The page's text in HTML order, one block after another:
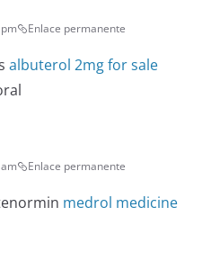
Enlace permanente
albuterol 2mg for sale
Enlace permanente
medrol medicine